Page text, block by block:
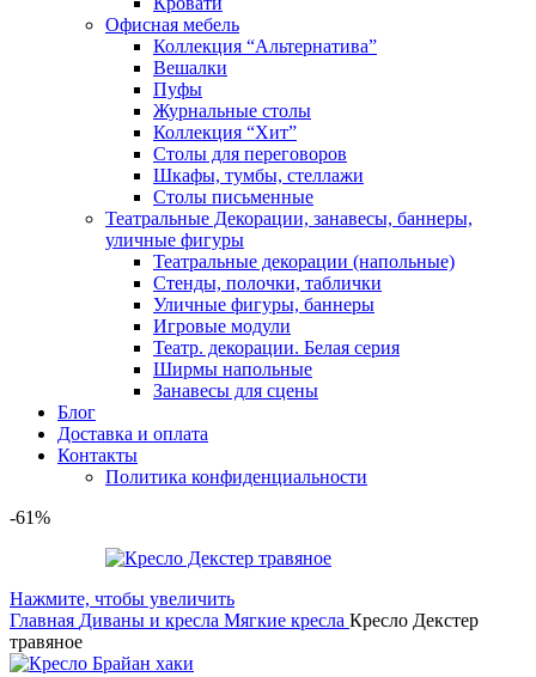
Офисная мебель
Коллекция “Альтернатива”
Вешалки
Пуфы
Журнальные столы
Коллекция “Хит”
Столы для переговоров
Шкафы, тумбы, стеллажи
Столы письменные
Театральные Декорации, занавесы, баннеры,
уличные фигуры
Театральные декорации (напольные)
Стенды, полочки, таблички
Уличные фигуры, баннеры
Игровые модули
Театр. декорации. Белая серия
Ширмы напольные
Занавесы для сцены
Блог
Доставка и оплата
Контакты
Политика конфиденциальности
-61%
Нажмите, чтобы увеличить
Главная Диваны и кресла Мягкие кресла Кресло Декстер
травяное